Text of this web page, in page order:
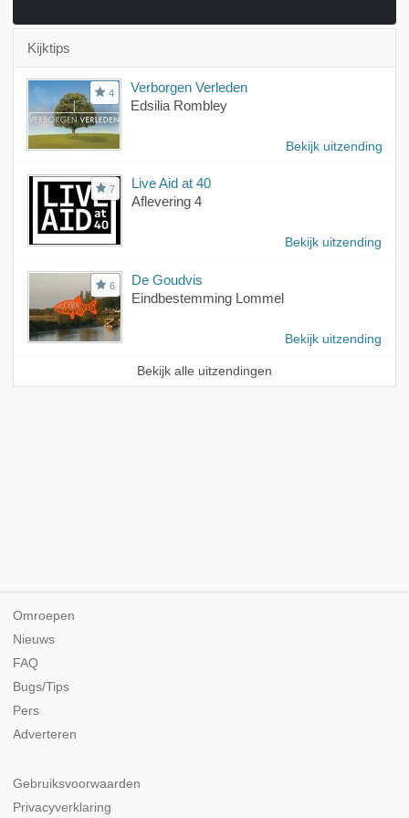
Kijktips
4
Verborgen Verleden
Edsilia Rombley
Bekijk uitzending
7
Live Aid at 40
Aflevering 4
Bekijk uitzending
6
De Goudvis
Eindbestemming Lommel
Bekijk uitzending
Bekijk alle uitzendingen
Omroepen
Nieuws
FAQ
Bugs/Tips
Pers
Adverteren
Gebruiksvoorwaarden
Privacyverklaring